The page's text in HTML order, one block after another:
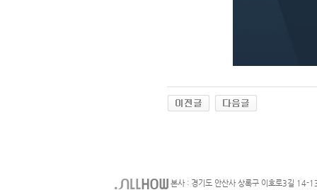
본사 : 경기도 안산사 상록구 이호로3길 14-